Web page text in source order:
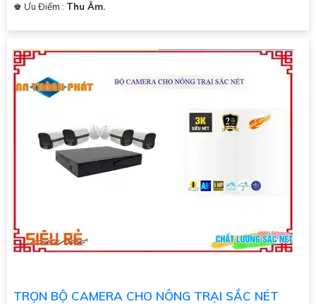
️♚ Ưu Điểm : Thu Âm.
TRỌN BỘ CAMERA CHO NÔNG TRẠI SẮC NÉT